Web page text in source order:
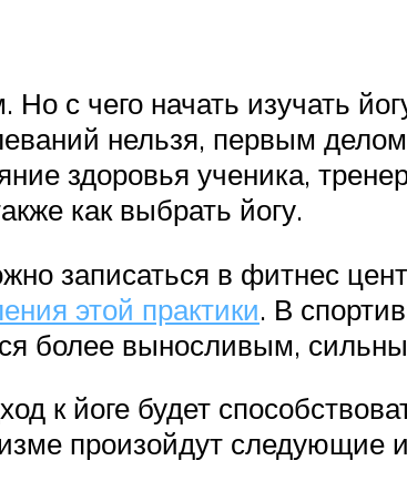
с чего начать изучать
нельзя, первым
здоровья ученика,
как выбрать йогу.
записаться в фитнес
этой практики. В
более выносливым,
к йоге будет
произойдут следующие